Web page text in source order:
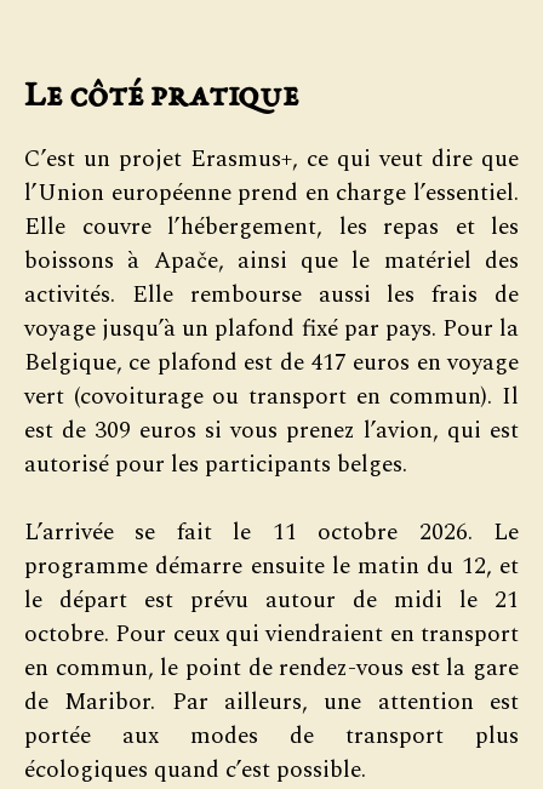
Le côté pratique
C’est un projet Erasmus+, ce qui veut dire que
l’Union européenne prend en charge l’essentiel.
Elle couvre l’hébergement, les repas et les
boissons à Apače, ainsi que le matériel des
activités. Elle rembourse aussi les frais de
voyage jusqu’à un plafond fixé par pays. Pour la
Belgique, ce plafond est de 417 euros en voyage
vert (covoiturage ou transport en commun). Il
est de 309 euros si vous prenez l’avion, qui est
autorisé pour les participants belges.
L’arrivée se fait le 11 octobre 2026. Le
programme démarre ensuite le matin du 12, et
le départ est prévu autour de midi le 21
octobre. Pour ceux qui viendraient en transport
en commun, le point de rendez-vous est la gare
de Maribor. Par ailleurs, une attention est
portée aux modes de transport plus
écologiques quand c’est possible.